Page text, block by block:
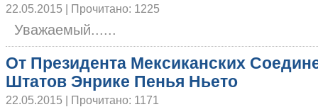
22.05.2015 | Прочитано: 1225
Уважаемый......
От Президента Мексиканских
Штатов Энрике Пенья Ньето
22.05.2015 | Прочитано: 1171